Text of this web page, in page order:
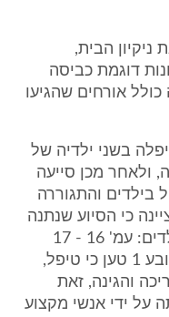
הבית,
דוגמת כביסה
אורחים שהגיעו
2 טענה כי טיפלה בשני ילדיה של
ולאחר מכן סייעה
בילדים והתגוררה
כי הסיוע שנתנה
היה בעיקר בנוגע להכנת אוכל לילדים: עמ' 16 - 17
לפרוטוקול העדות המוקדמת). התובע 1 טען כי טיפל,
והגינה, זאת
על ידי אנשי מקצוע